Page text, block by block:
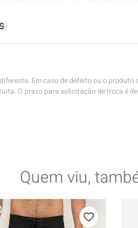
Em caso de defeito ou o produto
O prazo para solicitação de troca é
Quem viu,